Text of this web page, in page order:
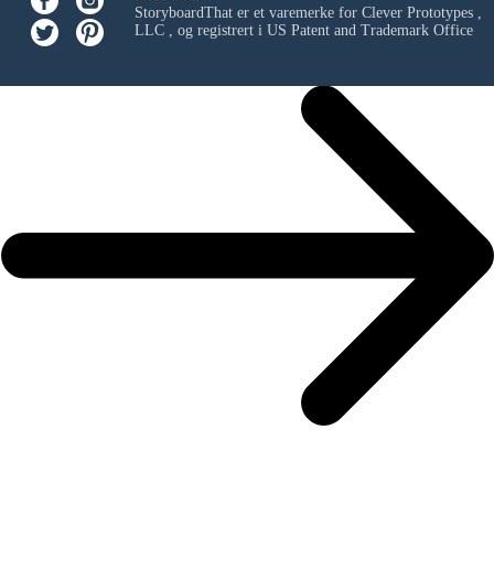
StoryboardThat er et varemerke for Clever Prototypes ,
LLC, og registrert i US Patent and Trademark Office